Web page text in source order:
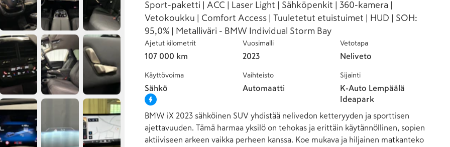
Sport-paketti | ACC | Laser Light | Sähköpenkit | 360-kamera |
Vetokoukku | Comfort Access | Tuuletetut etuistuimet | HUD | SOH:
95,0% | Metalliväri - BMW Individual Storm Bay
Ajetut kilometrit
107 000 km
Vuosimalli
2023
Vetotapa
Neliveto
Käyttövoima
Sähkö
Vaihteisto
Automaatti
Sijainti
K-Auto Lempäälä
Ideapark
BMW iX 2023 sähköinen SUV yhdistää nelivedon ketteryyden ja sporttisen
ajettavuuden. Tämä harmaa yksilö on tehokas ja erittäin käytännöllinen, sopien
aktiiviseen arkeen vaikka perheen kanssa. Koe mukava ja hiljainen matkanteko